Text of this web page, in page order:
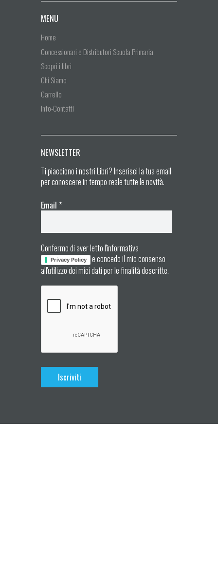
MENU
Home
Concessionari e Distributori Scuola Primaria
Scopri i libri
Chi Siamo
Carrello
Info-Contatti
NEWSLETTER
Ti piacciono i nostri Libri? Inserisci la tua email
per conoscere in tempo reale tutte le novità.
Email *
Confermo di aver letto l'informativa
Privacy Policy
e concedo il mio consenso
all'utilizzo dei miei dati per le finalità descritte.